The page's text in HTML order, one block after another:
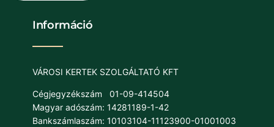
Információ
VÁROSI KERTEK SZOLGÁLTATÓ KFT
Cégjegyzékszám
01-09-414504
Magyar adószám: 14281189-1-42
Bankszámlaszám: 10103104-11123900-01001003